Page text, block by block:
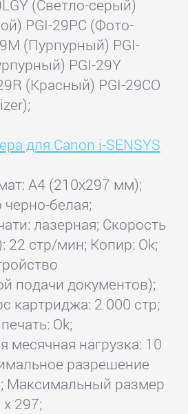
(Светло-серый)
PGI-29PC (Фото-
(Пурпурный) PGI-
PGI-29Y
(Красный) PGI-29CO
для Canon i-SENSYS
A4 (210x297 мм);
черно-белая;
лазерная; Скорость
22 стр/мин; Копир: Ok;
подачи документов);
картриджа: 2 000 стр;
Ok;
месячная нагрузка: 10
разрешение
Максимальный размер
x 297;